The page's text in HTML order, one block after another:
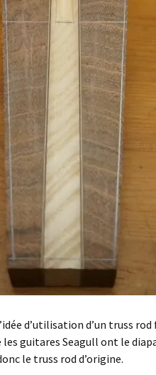
d’utilisation d’un truss
guitares Seagull ont le
le truss rod d’origine.